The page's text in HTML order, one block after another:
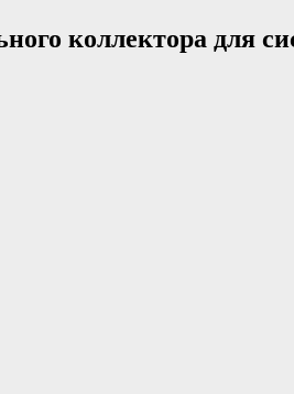
коллектора для